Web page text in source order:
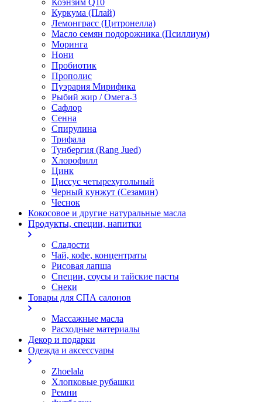
Коэнзим Q10
Куркума (Плай)
Лемонграсс (Цитронелла)
Масло семян подорожника (Псиллиум)
Моринга
Нони
Пробиотик
Прополис
Пуэрария Мирифика
Рыбий жир / Омега-3
Сафлор
Сенна
Спирулина
Трифала
Тунбергия (Rang Jued)
Хлорофилл
Цинк
Циссус четырехугольный
Черный кунжут (Сезамин)
Чеснок
Кокосовое и другие натуральные масла
Продукты, специи, напитки
Сладости
Чай, кофе, концентраты
Рисовая лапша
Специи, соусы и тайские пасты
Снеки
Товары для СПА салонов
Массажные масла
Расходные материалы
Декор и подарки
Одежда и аксессуары
Zhoelala
Хлопковые рубашки
Ремни